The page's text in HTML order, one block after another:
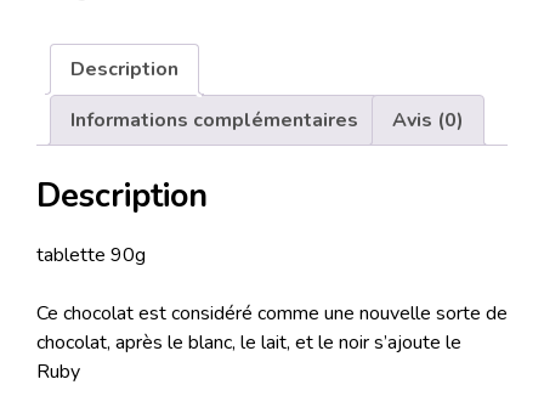
Description
Informations complémentaires
Avis (0)
Description
tablette 90g
Ce chocolat est considéré comme une nouvelle sorte de
chocolat, après le blanc, le lait, et le noir s’ajoute le
Ruby